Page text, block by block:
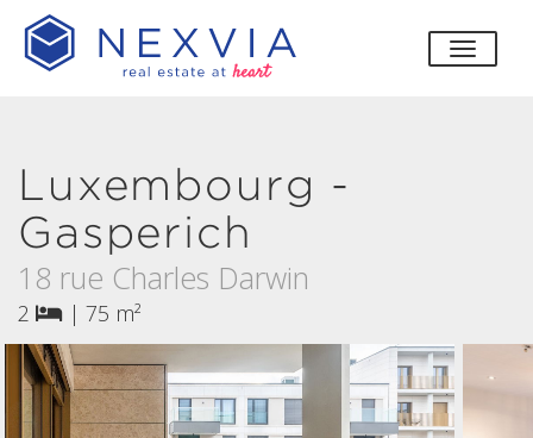
Luxembourg -
Gasperich
18 rue Charles Darwin
2 | 75 m²